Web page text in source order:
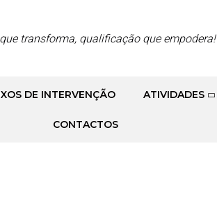
transforma, qualificação que empodera!
DE INTERVENÇÃO ATIVIDADES
CONTACTOS